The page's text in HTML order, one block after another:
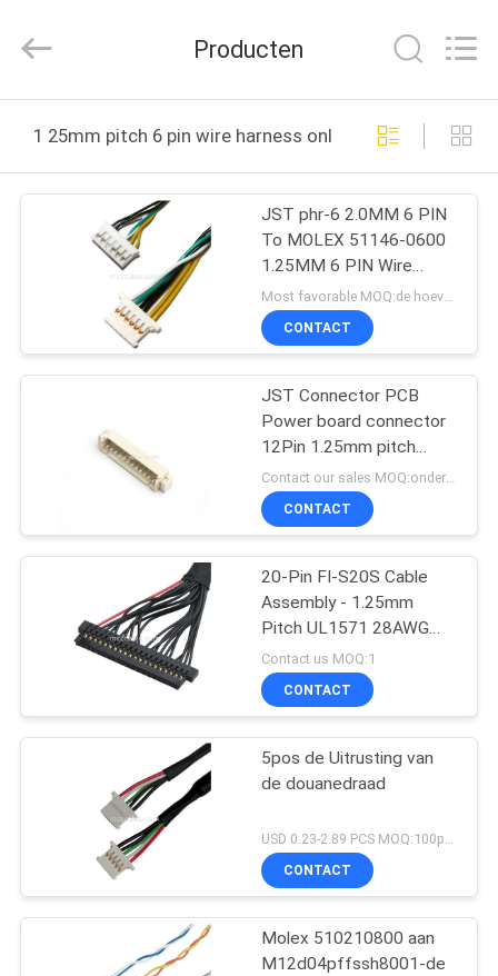
PRODUCTEN
VIDEO'S
ONS
FABRIEKSTOUR
KWALITEITSCONTROLE
CONTACT
OP
NIEUWS
GEVALLEN
Technology
Rights
Producten
1 25mm pitch 6 pin wire harness online fabricage
JST phr-6 2.0MM 6 PIN
To MOLEX 51146-0600
1.25MM 6 PIN Wire
Harness-leiden
Backlightkabel
Most favorable MOQ:de hoeveelheid kan overeen te komen zijn
CONTACT
JST Connector PCB
Power board connector
12Pin 1.25mm pitch
Custom Connectors
Draadband
CONTACT
20-Pin FI-S20S Cable
Assembly - 1.25mm
Pitch UL1571 28AWG
Wire
Contact us MOQ:1
CONTACT
5pos de Uitrusting van
de douanedraad
USD 0.23-2.89 PCS MOQ:100pcs
CONTACT
Molex 510210800 aan
M12d04pffssh8001-de